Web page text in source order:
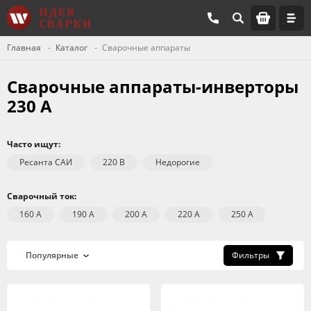
Главная Каталог Сварочные аппараты
Сварочные аппараты-инверторы
230 А
Часто ищут:
Ресанта САИ
220 В Недорогие
Сварочный ток:
160 А
190 А 200 А 220 А 250 А
Фильтры